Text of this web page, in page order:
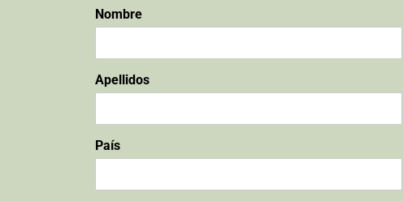
Nombre
Apellidos
País